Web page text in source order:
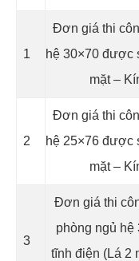
1
Đơn giá thi
hệ 30×70 được
mặt –
2
Đơn giá thi
hệ 25×76 được
mặt –
3
Đơn giá thi
phòng ngủ
tĩnh điện (Lá 2